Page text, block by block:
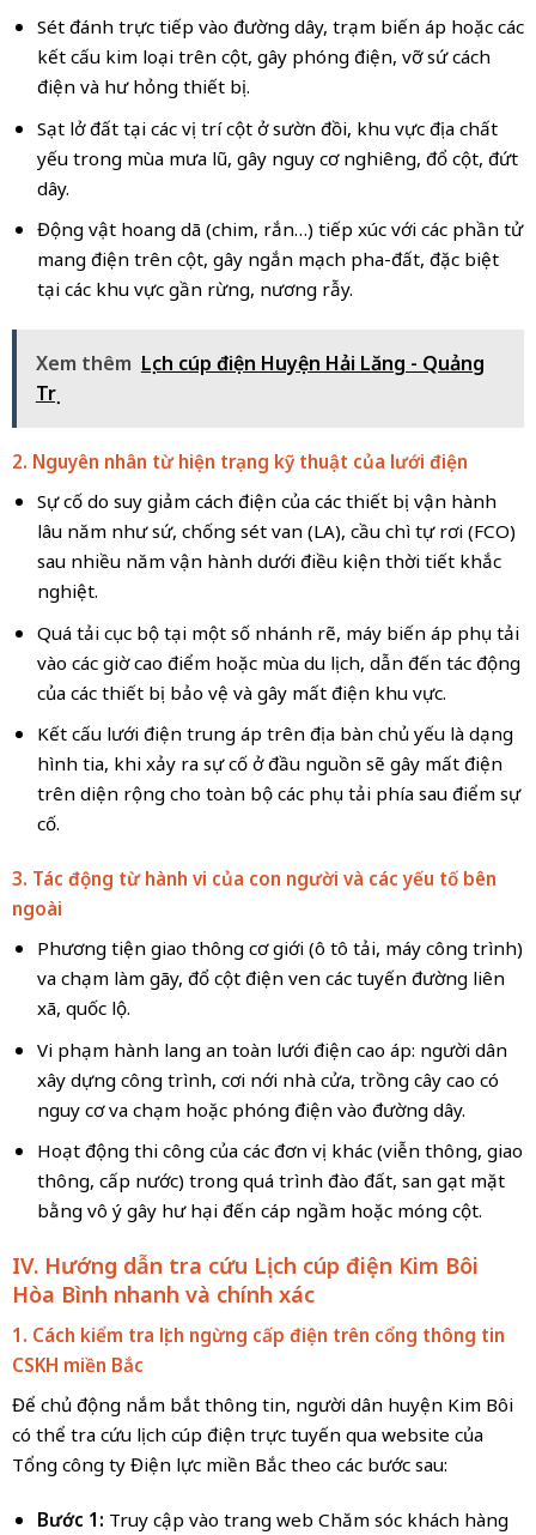
Sét đánh trực tiếp vào đường dây, trạm biến áp hoặc các
kết cấu kim loại trên cột, gây phóng điện, vỡ sứ cách
điện và hư hỏng thiết bị.
Sạt lở đất tại các vị trí cột ở sườn đồi, khu vực địa chất
yếu trong mùa mưa lũ, gây nguy cơ nghiêng, đổ cột, đứt
dây.
Động vật hoang dã (chim, rắn…) tiếp xúc với các phần tử
mang điện trên cột, gây ngắn mạch pha-đất, đặc biệt
tại các khu vực gần rừng, nương rẫy.
Xem thêm Lịch cúp điện Huyện Hải Lăng - Quảng
Trị
2. Nguyên nhân từ hiện trạng kỹ thuật của lưới điện
Sự cố do suy giảm cách điện của các thiết bị vận hành
lâu năm như sứ, chống sét van (LA), cầu chì tự rơi (FCO)
sau nhiều năm vận hành dưới điều kiện thời tiết khắc
nghiệt.
Quá tải cục bộ tại một số nhánh rẽ, máy biến áp phụ tải
vào các giờ cao điểm hoặc mùa du lịch, dẫn đến tác động
của các thiết bị bảo vệ và gây mất điện khu vực.
Kết cấu lưới điện trung áp trên địa bàn chủ yếu là dạng
hình tia, khi xảy ra sự cố ở đầu nguồn sẽ gây mất điện
trên diện rộng cho toàn bộ các phụ tải phía sau điểm sự
cố.
3. Tác động từ hành vi của con người và các yếu tố bên
ngoài
Phương tiện giao thông cơ giới (ô tô tải, máy công trình)
va chạm làm gãy, đổ cột điện ven các tuyến đường liên
xã, quốc lộ.
Vi phạm hành lang an toàn lưới điện cao áp: người dân
xây dựng công trình, cơi nới nhà cửa, trồng cây cao có
nguy cơ va chạm hoặc phóng điện vào đường dây.
Hoạt động thi công của các đơn vị khác (viễn thông, giao
thông, cấp nước) trong quá trình đào đất, san gạt mặt
bằng vô ý gây hư hại đến cáp ngầm hoặc móng cột.
IV. Hướng dẫn tra cứu Lịch cúp điện Kim Bôi
Hòa Bình nhanh và chính xác
1. Cách kiểm tra lịch ngừng cấp điện trên cổng thông tin
CSKH miền Bắc
Để chủ động nắm bắt thông tin, người dân huyện Kim Bôi
có thể tra cứu lịch cúp điện trực tuyến qua website của
Tổng công ty Điện lực miền Bắc theo các bước sau:
Bước 1: Truy cập vào trang web Chăm sóc khách hàng